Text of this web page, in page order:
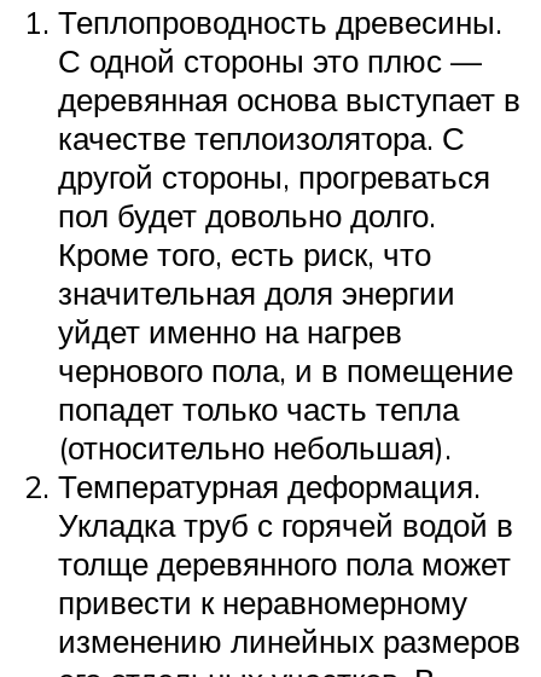
Теплопроводность древесины.
С одной стороны это плюс —
деревянная основа выступает в
качестве теплоизолятора. С
другой стороны, прогреваться
пол будет довольно долго.
Кроме того, есть риск, что
значительная доля энергии
уйдет именно на нагрев
чернового пола, и в помещение
попадет только часть тепла
(относительно небольшая).
Температурная деформация.
Укладка труб с горячей водой в
толще деревянного пола может
привести к неравномерному
изменению линейных размеров